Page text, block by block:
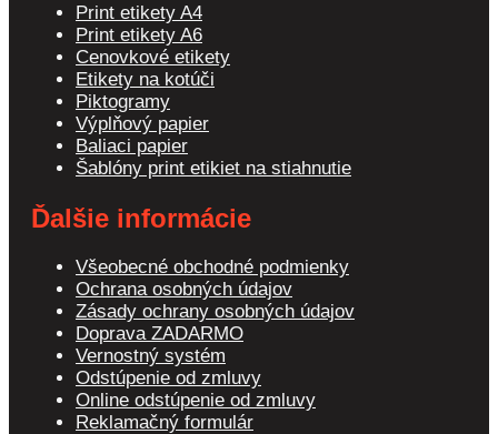
Print etikety A4
Print etikety A6
Cenovkové etikety
Etikety na kotúči
Piktogramy
Výplňový papier
Baliaci papier
Šablóny print etikiet na stiahnutie
Ďalšie informácie
Všeobecné obchodné podmienky
Ochrana osobných údajov
Zásady ochrany osobných údajov
Doprava ZADARMO
Vernostný systém
Odstúpenie od zmluvy
Online odstúpenie od zmluvy
Reklamačný formulár